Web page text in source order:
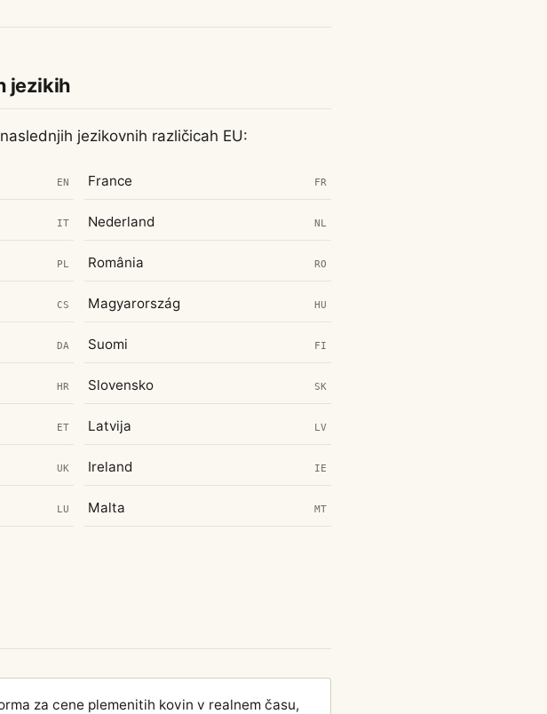
jezikih
jezikovnih različicah EU:
EN France FR
IT Nederland NL
PL România RO
CS Magyarország HU
DA Suomi FI
HR Slovensko SK
ET Latvija LV
UK Ireland IE
LU Malta MT
za cene plemenitih kovin v realnem času,